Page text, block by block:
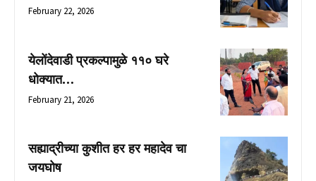
February 22, 2026
येलोंदेवाडी प्रकल्पामुळे ११० घरे
धोक्यात…
February 21, 2026
सह्याद्रीच्या कुशीत हर हर महादेव चा
जयघोष